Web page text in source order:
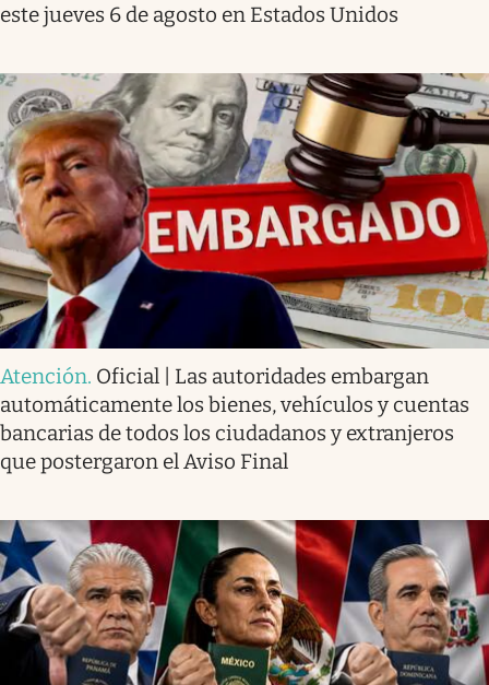
este jueves 6 de agosto en Estados Unidos
Atención. Oficial | Las autoridades embargan
automáticamente los bienes, vehículos y cuentas
bancarias de todos los ciudadanos y extranjeros
que postergaron el Aviso Final